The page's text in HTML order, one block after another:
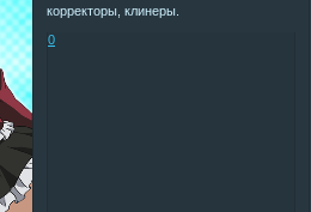
корректоры, клинеры.
0